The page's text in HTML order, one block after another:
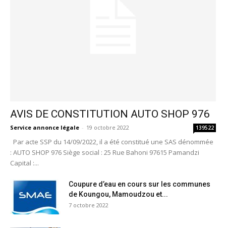
AVIS DE CONSTITUTION AUTO SHOP 976
Service annonce légale - 19 octobre 2022 139522
Par acte SSP du 14/09/2022, il a été constitué une SAS dénommée
: AUTO SHOP 976 Siège social : 25 Rue Bahoni 97615 Pamandzi
Capital :...
Coupure d’eau en cours sur les communes
de Koungou, Mamoudzou et...
7 octobre 2022